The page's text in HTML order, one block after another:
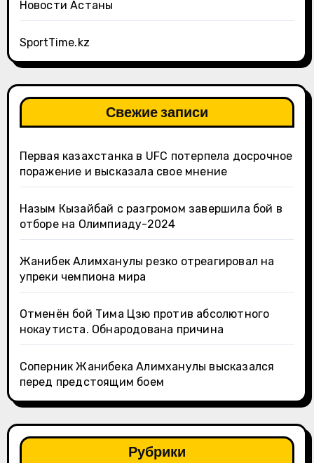
Новости Астаны
SportTime.kz
Свежие записи
Первая казахстанка в UFC потерпела досрочное
поражение и высказала свое мнение
Назым Кызайбай с разгромом завершила бой в
отборе на Олимпиаду-2024
Жанибек Алимханулы резко отреагировал на
упреки чемпиона мира
Отменён бой Тима Цзю против абсолютного
нокаутиста. Обнародована причина
Соперник Жанибека Алимханулы высказался
перед предстоящим боем
Рубрики